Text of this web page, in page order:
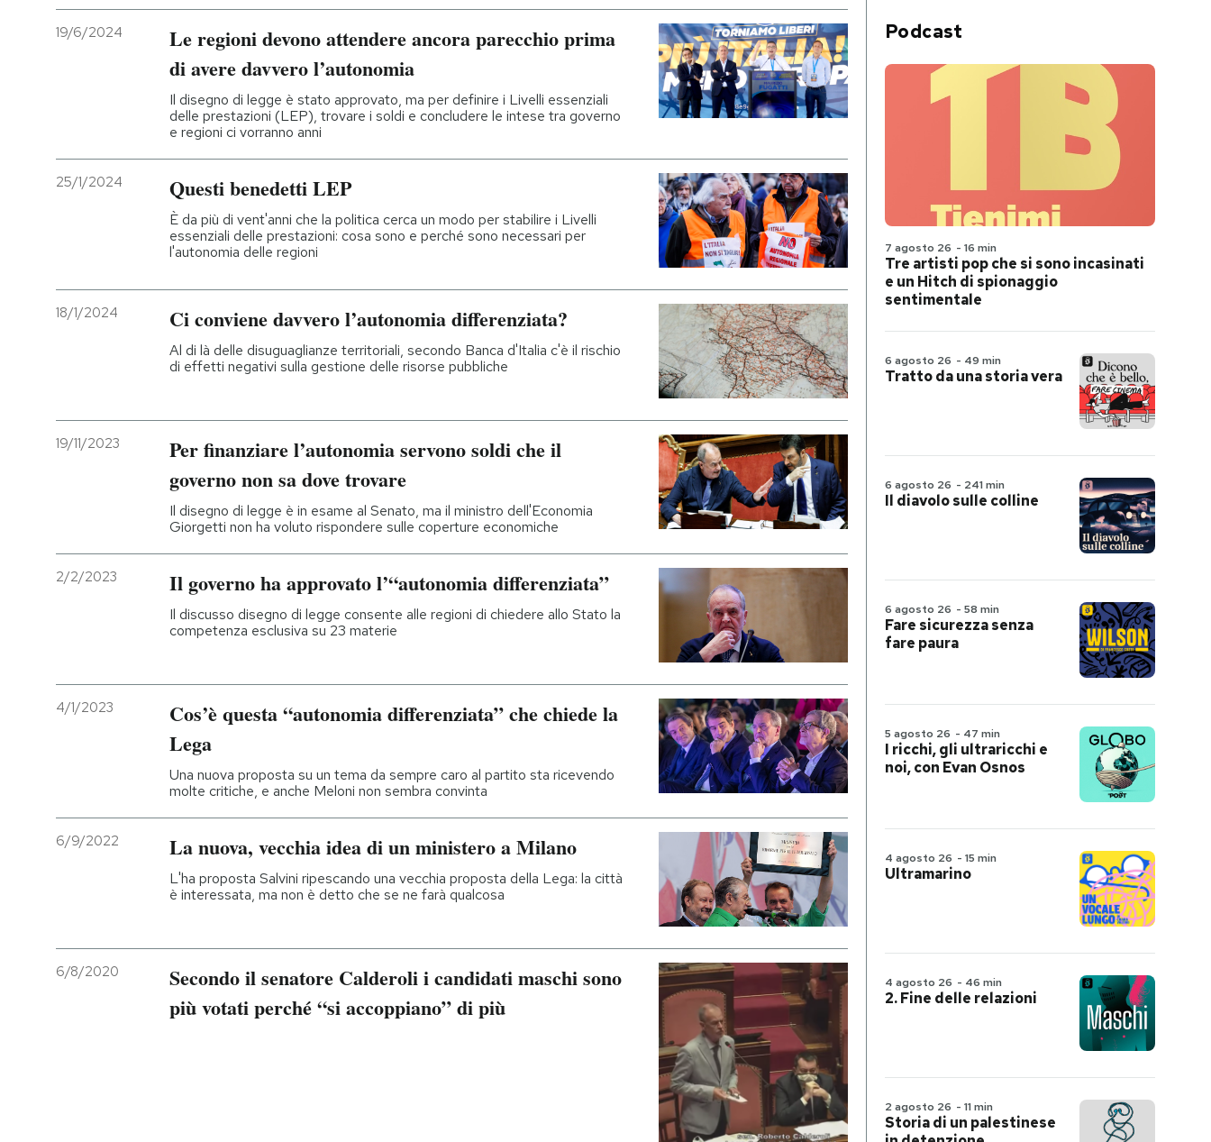
19/6/2024
Le regioni devono attendere ancora parecchio prima
di avere davvero l’autonomia
Il disegno di legge è stato approvato, ma per definire i Livelli essenziali
delle prestazioni (LEP), trovare i soldi e concludere le intese tra governo
e regioni ci vorranno anni
25/1/2024 Questi benedetti LEP
È da più di vent'anni che la politica cerca un modo per stabilire i Livelli
essenziali delle prestazioni: cosa sono e perché sono necessari per
l'autonomia delle regioni
18/1/2024 Ci conviene davvero l’autonomia differenziata?
Al di là delle disuguaglianze territoriali, secondo Banca d'Italia c'è il rischio
di effetti negativi sulla gestione delle risorse pubbliche
19/11/2023
Per finanziare l’autonomia servono soldi che il
governo non sa dove trovare
Il disegno di legge è in esame al Senato, ma il ministro dell'Economia
Giorgetti non ha voluto rispondere sulle coperture economiche
2/2/2023 Il governo ha approvato l’“autonomia differenziata”
Il discusso disegno di legge consente alle regioni di chiedere allo Stato la
competenza esclusiva su 23 materie
4/1/2023
Cos’è questa “autonomia differenziata” che chiede la
Lega
Una nuova proposta su un tema da sempre caro al partito sta ricevendo
molte critiche, e anche Meloni non sembra convinta
6/9/2022 La nuova, vecchia idea di un ministero a Milano
L'ha proposta Salvini ripescando una vecchia proposta della Lega: la città
è interessata, ma non è detto che se ne farà qualcosa
6/8/2020
Secondo il senatore Calderoli i candidati maschi sono
più votati perché “si accoppiano” di più
Podcast
7 agosto 26 - 16 min
Tre artisti pop che si sono incasinati
e un Hitch di spionaggio
sentimentale
6 agosto 26 - 49 min
Tratto da una storia vera
6 agosto 26 - 241 min
Il diavolo sulle colline
6 agosto 26 - 58 min
Fare sicurezza senza
fare paura
5 agosto 26 - 47 min
I ricchi, gli ultraricchi e
noi, con Evan Osnos
4 agosto 26 - 15 min
Ultramarino
4 agosto 26 - 46 min
2. Fine delle relazioni
2 agosto 26 - 11 min
Storia di un palestinese